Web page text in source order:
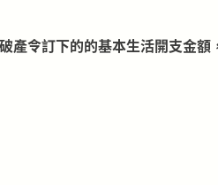
令訂下的的基本生活開支金